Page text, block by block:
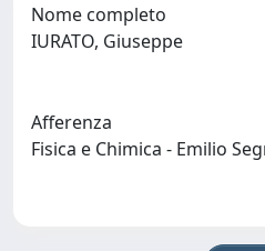
Nome completo
IURATO, Giuseppe
Afferenza
Fisica e Chimica - Emilio